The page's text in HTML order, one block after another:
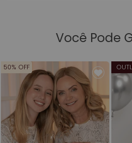
Você Pode
50% OFF